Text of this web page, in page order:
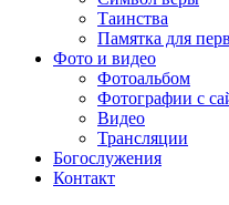
Таинства
Памятка для
Фото и видео
Фотоальбом
Фотографии с
Видео
Трансляции
Богослужения
Контакт